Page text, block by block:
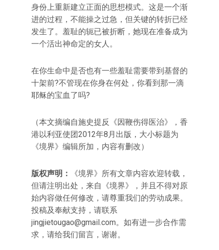
身份上重新建立正面的思想模式。这是一个渐
进的过程，不能操之过急，但关键的转折已经
发生了。羞耻的轭已被折断，她现在准备成为
一个活出神命定的女人。
在你生命中是否也有一些羞耻需要带到基督的
十架前?不管现在你身在何处，你看到那一滴
耶稣的宝血了吗?
（本文摘编自施史提反《因鞭伤得医治》，香
港以利亚使团2012年8月出版，大小标题为
《境界》编辑所加，内容有删改）
版权声明：
《境界》所有文章内容欢迎转载，
但请注明出处，来自《境界》，并且不得对原
始内容做任何修改，请尊重我们的劳动成果。
投稿及奉献支持，请联系
jingjietougao@gmail.com。如有进一步合作需
求，请给我们留言，谢谢。